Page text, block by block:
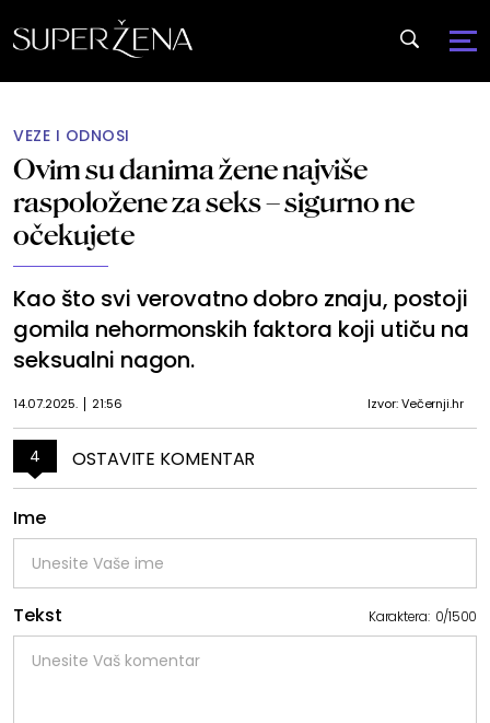
VEZE I ODNOSI
Ovim su danima žene najviše
raspoložene za seks – sigurno ne
očekujete
Kao što svi verovatno dobro znaju, postoji
gomila nehormonskih faktora koji utiču na
seksualni nagon.
14.07.2025. 21:56 Izvor: Večernji.hr
4 OSTAVITE KOMENTAR
Ime
Tekst Karaktera: 0/1500